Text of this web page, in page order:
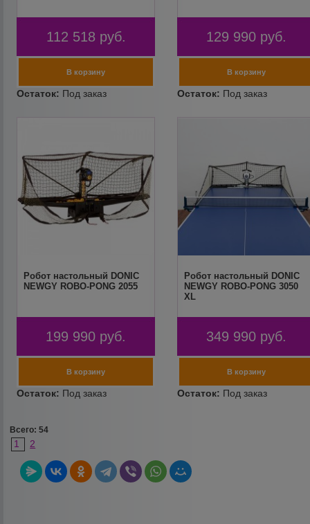
112 518 руб. 129 990 руб.
Робот настольный DONIC
NEWGY ROBO-PONG 2055
199 990 руб.
Робот настольный DONIC
NEWGY ROBO-PONG 3050
XL
349 990 руб.
Всего: 54
1 2